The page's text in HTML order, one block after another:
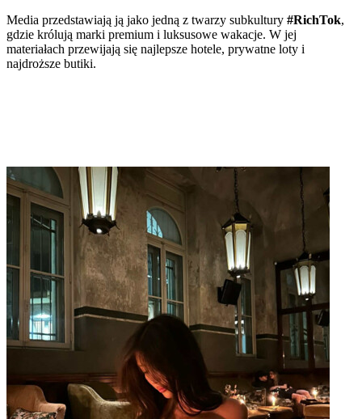
Media przedstawiają ją jako jedną z twarzy subkultury #RichTok,
gdzie królują marki premium i luksusowe wakacje. W jej
materiałach przewijają się najlepsze hotele, prywatne loty i
najdroższe butiki.